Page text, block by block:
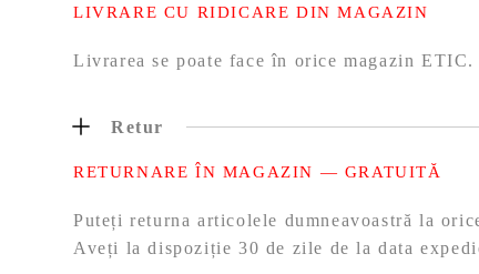
LIVRARE CU RIDICARE DIN MAGAZIN
Livrarea se poate face în orice magazin
Retur
RETURNARE ÎN MAGAZIN — GRATUITĂ
Puteți returna articolele dumneavoastră la
Aveți la dispoziție 30 de zile de la data